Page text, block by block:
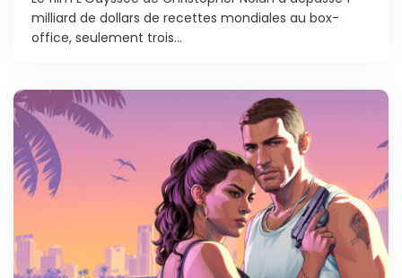
milliard de dollars de recettes mondiales au box-
office, seulement trois...